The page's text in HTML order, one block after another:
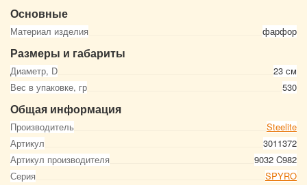
Основные
Материал изделия фарфор
Размеры и габариты
Диаметр, D
23 см
Вес в упаковке, гр
530
Общая информация
Производитель
Steelite
Артикул
3011372
Артикул производителя
9032 C982
Серия
SPYRO